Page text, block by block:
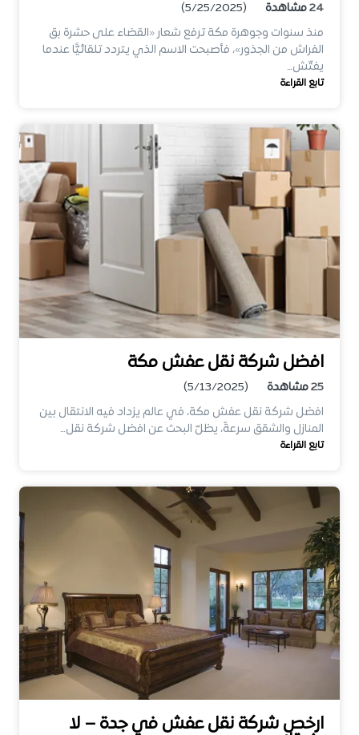
24مشاهدة
(5/25/2025)
منذ سنوات وجوهرة مكة ترفع شعار «القضاء على حشرة بق
الفراش من الجذور»، فأصبحت الاسم الذي يتردد تلقائيًّا عندما
يفتّش…
تابع القراءة
افضل شركة نقل عفش مكة
25مشاهدة
(5/13/2025)
افضل شركة نقل عفش مكة، في عالم يزداد فيه الانتقال بين
المنازل والشقق سرعةً، يظلّ البحث عن افضل شركة نقل…
تابع القراءة
ارخص شركة نقل عفش في جدة – لا